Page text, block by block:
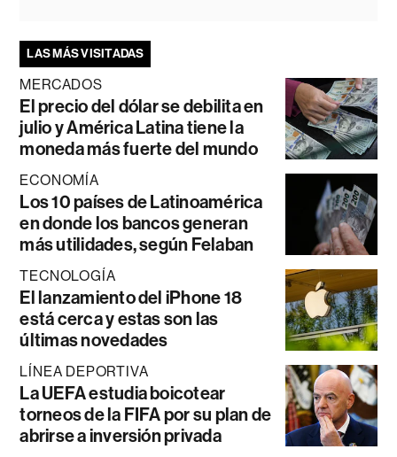
LAS MÁS VISITADAS
MERCADOS
El precio del dólar se debilita en
julio y América Latina tiene la
moneda más fuerte del mundo
ECONOMÍA
Los 10 países de Latinoamérica
en donde los bancos generan
más utilidades, según Felaban
TECNOLOGÍA
El lanzamiento del iPhone 18
está cerca y estas son las
últimas novedades
LÍNEA DEPORTIVA
La UEFA estudia boicotear
torneos de la FIFA por su plan de
abrirse a inversión privada